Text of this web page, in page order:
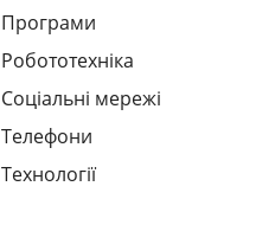
Програми
Робототехніка
Соціальні мережі
Телефони
Технології